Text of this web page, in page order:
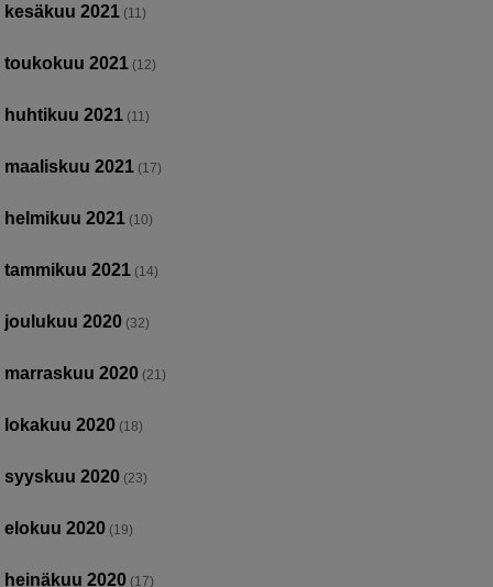
kesäkuu 2021 (11)
toukokuu 2021 (12)
huhtikuu 2021 (11)
maaliskuu 2021 (17)
helmikuu 2021 (10)
tammikuu 2021 (14)
joulukuu 2020 (32)
marraskuu 2020 (21)
lokakuu 2020 (18)
syyskuu 2020 (23)
elokuu 2020 (19)
heinäkuu 2020 (17)